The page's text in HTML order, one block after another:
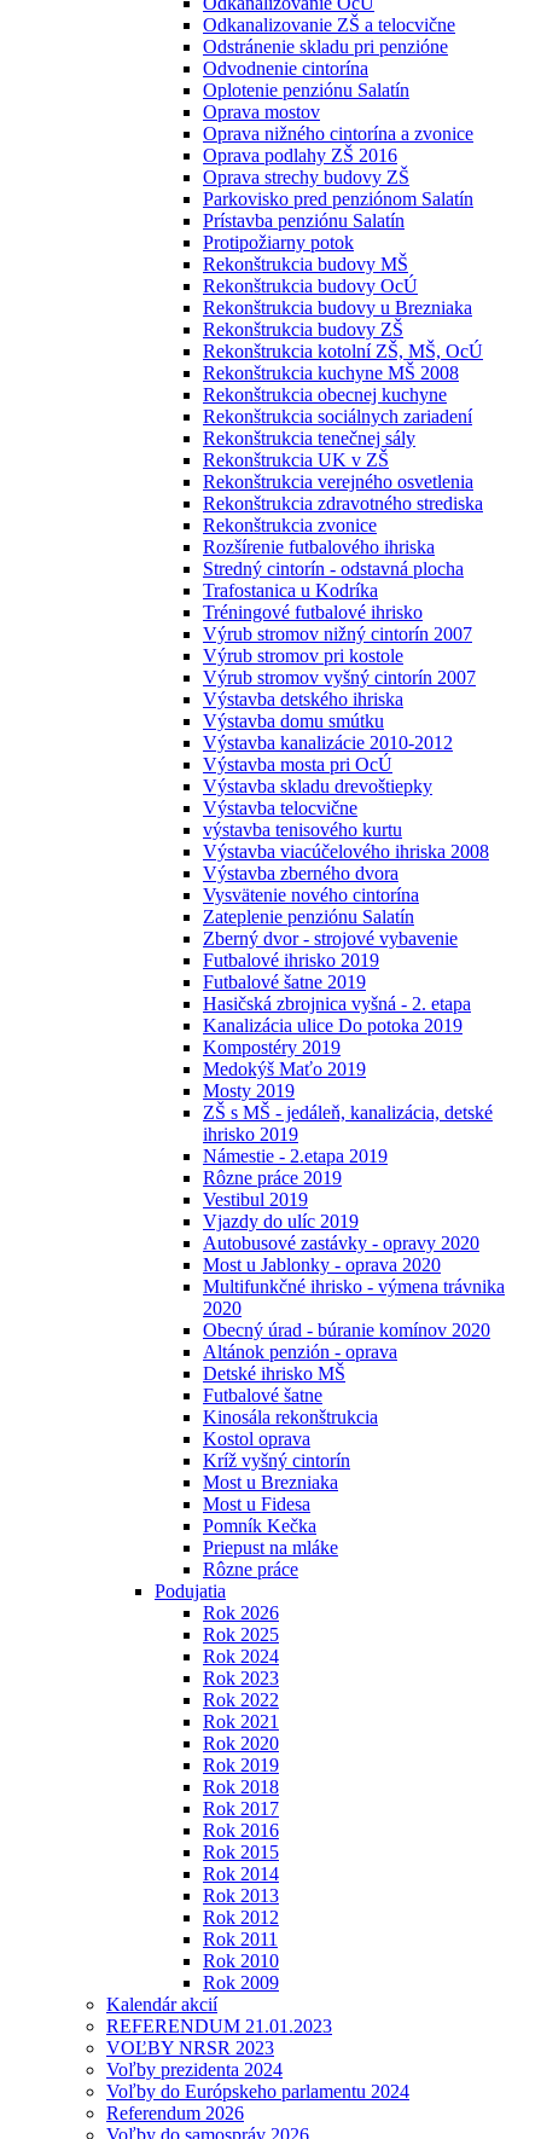
Odkanalizovanie ZŠ a telocvične
Odstránenie skladu pri penzióne
Odvodnenie cintorína
Oplotenie penziónu Salatín
Oprava mostov
Oprava nižného cintorína a zvonice
Oprava podlahy ZŠ 2016
Oprava strechy budovy ZŠ
Parkovisko pred penziónom Salatín
Prístavba penziónu Salatín
Protipožiarny potok
Rekonštrukcia budovy MŠ
Rekonštrukcia budovy OcÚ
Rekonštrukcia budovy u Brezniaka
Rekonštrukcia budovy ZŠ
Rekonštrukcia kotolní ZŠ, MŠ, OcÚ
Rekonštrukcia kuchyne MŠ 2008
Rekonštrukcia obecnej kuchyne
Rekonštrukcia sociálnych zariadení
Rekonštrukcia tenečnej sály
Rekonštrukcia UK v ZŠ
Rekonštrukcia verejného osvetlenia
Rekonštrukcia zdravotného strediska
Rekonštrukcia zvonice
Rozšírenie futbalového ihriska
Stredný cintorín - odstavná plocha
Trafostanica u Kodríka
Tréningové futbalové ihrisko
Výrub stromov nižný cintorín 2007
Výrub stromov pri kostole
Výrub stromov vyšný cintorín 2007
Výstavba detského ihriska
Výstavba domu smútku
Výstavba kanalizácie 2010-2012
Výstavba mosta pri OcÚ
Výstavba skladu drevoštiepky
Výstavba telocvične
výstavba tenisového kurtu
Výstavba viacúčelového ihriska 2008
Výstavba zberného dvora
Vysvätenie nového cintorína
Zateplenie penziónu Salatín
Zberný dvor - strojové vybavenie
Futbalové ihrisko 2019
Futbalové šatne 2019
Hasičská zbrojnica vyšná - 2. etapa
Kanalizácia ulice Do potoka 2019
Kompostéry 2019
Medokýš Maťo 2019
Mosty 2019
ZŠ s MŠ - jedáleň, kanalizácia, detské
ihrisko 2019
Námestie - 2.etapa 2019
Rôzne práce 2019
Vestibul 2019
Vjazdy do ulíc 2019
Autobusové zastávky - opravy 2020
Most u Jablonky - oprava 2020
Multifunkčné ihrisko - výmena trávnika
2020
Obecný úrad - búranie komínov 2020
Altánok penzión - oprava
Detské ihrisko MŠ
Futbalové šatne
Kinosála rekonštrukcia
Kostol oprava
Kríž vyšný cintorín
Most u Brezniaka
Most u Fidesa
Pomník Kečka
Priepust na mláke
Rôzne práce
Podujatia
Rok 2026
Rok 2025
Rok 2024
Rok 2023
Rok 2022
Rok 2021
Rok 2020
Rok 2019
Rok 2018
Rok 2017
Rok 2016
Rok 2015
Rok 2014
Rok 2013
Rok 2012
Rok 2011
Rok 2010
Rok 2009
Kalendár akcií
REFERENDUM 21.01.2023
VOĽBY NRSR 2023
Voľby prezidenta 2024
Voľby do Európskeho parlamentu 2024
Referendum 2026
Voľby do samospráv 2026